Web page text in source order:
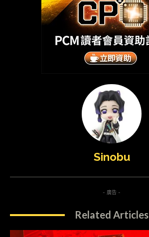
Sinobu
- 廣告 -
Related Articles